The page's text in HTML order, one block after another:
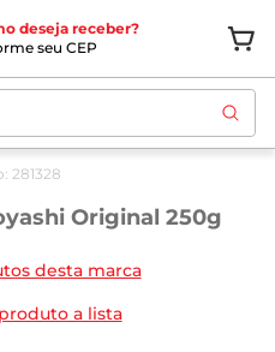
deseja receber?
seu CEP
: 281328
Original 250g
desta marca
a lista